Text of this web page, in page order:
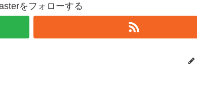
をフォローする